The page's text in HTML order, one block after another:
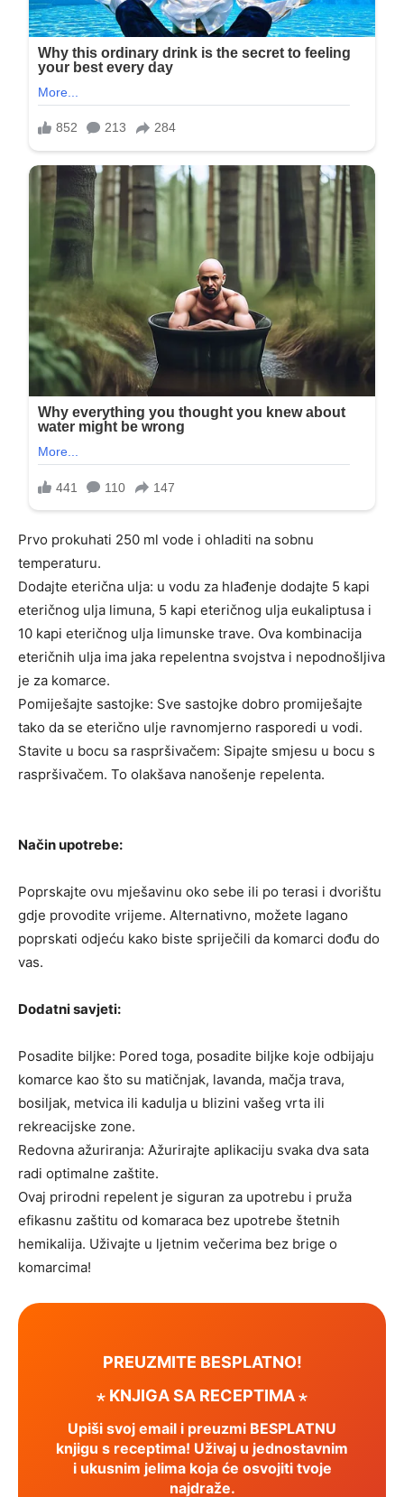
Prvo prokuhati 250 ml vode i ohladiti na sobnu
temperaturu.
Dodajte eterična ulja: u vodu za hlađenje dodajte 5 kapi
eteričnog ulja limuna, 5 kapi eteričnog ulja eukaliptusa i
10 kapi eteričnog ulja limunske trave. Ova kombinacija
eteričnih ulja ima jaka repelentna svojstva i nepodnošljiva
je za komarce.
Pomiješajte sastojke: Sve sastojke dobro promiješajte
tako da se eterično ulje ravnomjerno rasporedi u vodi.
Stavite u bocu sa raspršivačem: Sipajte smjesu u bocu s
raspršivačem. To olakšava nanošenje repelenta.
Način upotrebe:
Poprskajte ovu mješavinu oko sebe ili po terasi i dvorištu
gdje provodite vrijeme. Alternativno, možete lagano
poprskati odjeću kako biste spriječili da komarci dođu do
vas.
Dodatni savjeti:
Posadite biljke: Pored toga, posadite biljke koje odbijaju
komarce kao što su matičnjak, lavanda, mačja trava,
bosiljak, metvica ili kadulja u blizini vašeg vrta ili
rekreacijske zone.
Redovna ažuriranja: Ažurirajte aplikaciju svaka dva sata
radi optimalne zaštite.
Ovaj prirodni repelent je siguran za upotrebu i pruža
efikasnu zaštitu od komaraca bez upotrebe štetnih
hemikalija. Uživajte u ljetnim večerima bez brige o
komarcima!
PREUZMITE BESPLATNO!
⋆ KNJIGA SA RECEPTIMA ⋆
Upiši svoj email i preuzmi BESPLATNU
knjigu s receptima! Uživaj u jednostavnim
i ukusnim jelima koja će osvojiti tvoje
najdraže.